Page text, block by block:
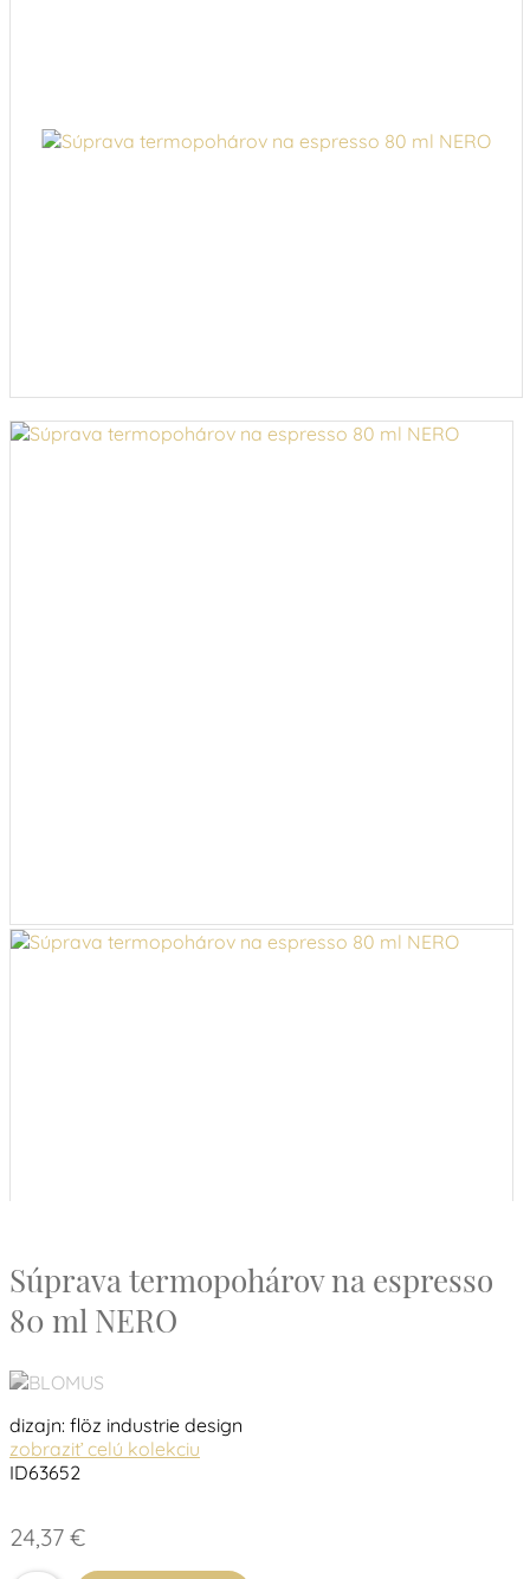
Súprava termopohárov na espresso
80 ml NERO
dizajn: flöz industrie design
zobraziť celú kolekciu
ID63652
24,37 €